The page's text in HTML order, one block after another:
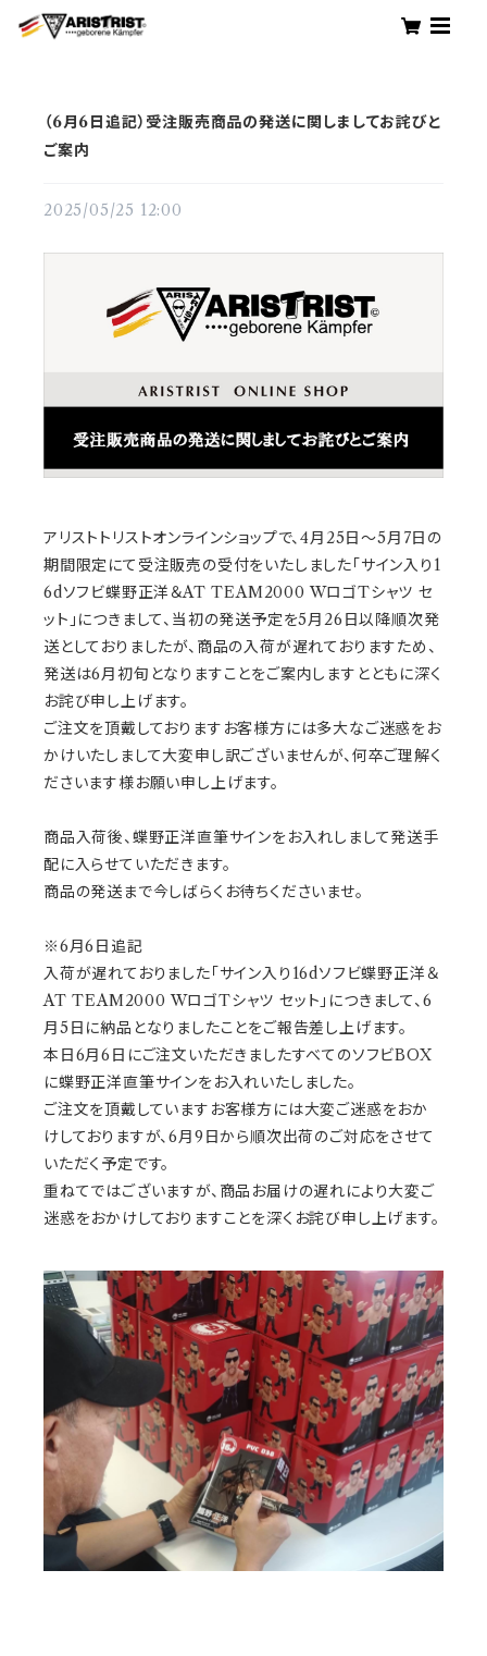
（6月6日追記）受注販売商品の発送に関しましてお詫びと
ご案内
2025/05/25 12:00
アリストトリストオンラインショップで、4月25日～5月7日の
期間限定にて受注販売の受付をいたしました「サイン入り1
6dソフビ蝶野正洋＆AT TEAM2000 WロゴTシャツ セ
ット」につきまして、当初の発送予定を5月26日以降順次発
送としておりましたが、商品の入荷が遅れておりますため、
発送は6月初旬となりますことをご案内しますとともに深く
お詫び申し上げます。
ご注文を頂戴しておりますお客様方には多大なご迷惑をお
かけいたしまして大変申し訳ございませんが、何卒ご理解く
ださいます様お願い申し上げます。
商品入荷後、蝶野正洋直筆サインをお入れしまして発送手
配に入らせていただきます。
商品の発送まで今しばらくお待ちくださいませ。
※6月6日追記
入荷が遅れておりました「サイン入り16dソフビ蝶野正洋＆
AT TEAM2000 WロゴTシャツ セット」につきまして、6
月5日に納品となりましたことをご報告差し上げます。
本日6月6日にご注文いただきましたすべてのソフビBOX
に蝶野正洋直筆サインをお入れいたしました。
ご注文を頂戴していますお客様方には大変ご迷惑をおか
けしておりますが、6月9日から順次出荷のご対応をさせて
いただく予定です。
重ねてではございますが、商品お届けの遅れにより大変ご
迷惑をおかけしておりますことを深くお詫び申し上げます。